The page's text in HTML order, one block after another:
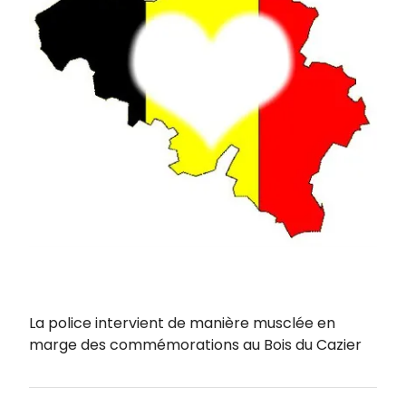
La police intervient de manière musclée en
marge des commémorations au Bois du Cazier